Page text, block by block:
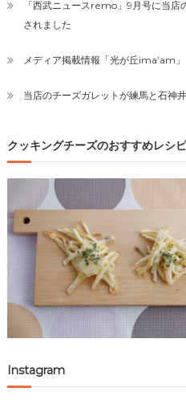
「西武ニュースremo」9月号に当
されました
メディア掲載情報「光が丘ima’am
当店のチーズガレットが練馬と石神
クッキングチーズのおすすめレシピ
Instagram